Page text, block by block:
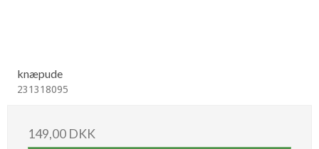
knæpude
231318095
149,00 DKK